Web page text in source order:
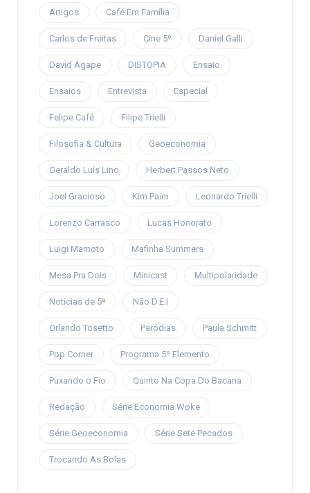
Artigos Café Em Família
Carlos de Freitas Cine 5º Daniel Galli
David Ágape DISTOPIA Ensaio
Ensaios Entrevista Especial
Felipe Café Filipe Trielli
Filosofia & Cultura Geoeconomia
Geraldo Luís Lino Herbert Passos Neto
Joel Gracioso Kim Paim Leonardo Trielli
Lorenzo Carrasco Lucas Honorato
Luigi Marnoto Mafinha Summers
Mesa Pra Dois Minicast Multipolaridade
Notícias de 5ª Não D.E.I
Orlando Tosetto Paródias Paula Schmitt
Pop Corner Programa 5º Elemento
Puxando o Fio Quinto Na Copa Do Bacana
Redação Série Economia Woke
Série Geoeconomia Série Sete Pecados
Trocando As Bolas